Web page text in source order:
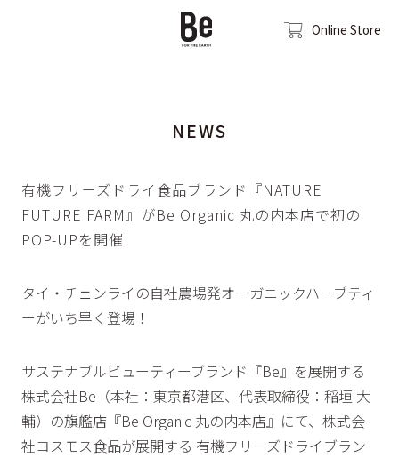
Online Store
NEWS
有機フリーズドライ食品ブランド『NATURE
FUTURE FARM』がBe Organic 丸の内本店で初の
POP-UPを開催
タイ・チェンライの自社農場発オーガニックハーブティ
ーがいち早く登場！
サステナブルビューティーブランド『Be』を展開する
株式会社Be（本社：東京都港区、代表取締役：稲垣 大
輔）の旗艦店『Be Organic 丸の内本店』にて、株式会
社コスモス食品が展開する 有機フリーズドライブラン